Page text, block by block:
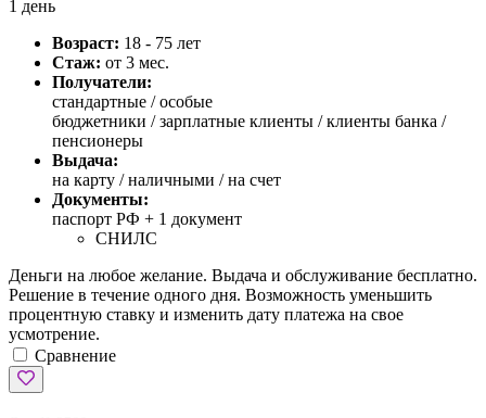
1 день
Возраст: 18 - 75 лет
Стаж: от 3 мес.
Получатели:
стандартные /особые
бюджетники / зарплатные клиенты / клиенты банка /
пенсионеры
Выдача:
на карту / наличными / на счет
Документы:
паспорт РФ + 1 документ
СНИЛС
Деньги на любое желание. Выдача и обслуживание бесплатно.
Решение в течение одного дня. Возможность уменьшить
процентную ставку и изменить дату платежа на свое
усмотрение.
Сравнение